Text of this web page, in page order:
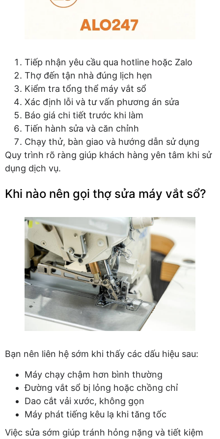
Tiếp nhận yêu cầu qua hotline hoặc Zalo
Thợ đến tận nhà đúng lịch hẹn
Kiểm tra tổng thể máy vắt sổ
Xác định lỗi và tư vấn phương án sửa
Báo giá chi tiết trước khi làm
Tiến hành sửa và căn chỉnh
Chạy thử, bàn giao và hướng dẫn sử dụng
Quy trình rõ ràng giúp khách hàng yên tâm khi sử
dụng dịch vụ.
Khi nào nên gọi thợ sửa máy vắt sổ?
Bạn nên liên hệ sớm khi thấy các dấu hiệu sau:
Máy chạy chậm hơn bình thường
Đường vắt sổ bị lỏng hoặc chồng chỉ
Dao cắt vải xước, không gọn
Máy phát tiếng kêu lạ khi tăng tốc
Việc sửa sớm giúp tránh hỏng nặng và tiết kiệm